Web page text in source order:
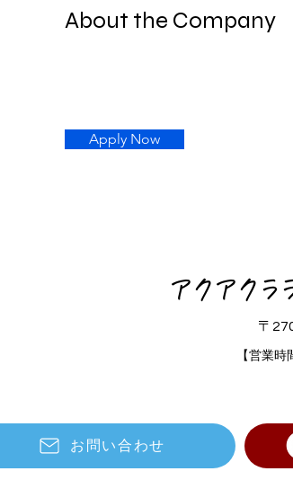
About the Company
Apply Now
アクアク
〒
【営業
お問い合わせ